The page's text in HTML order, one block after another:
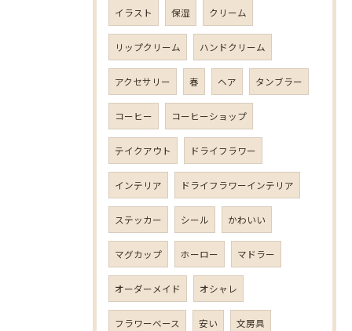
イラスト 保湿 クリーム
リップクリーム ハンドクリーム
アクセサリー 春 ヘア タンブラー
コーヒー コーヒーショップ
テイクアウト ドライフラワー
インテリア ドライフラワーインテリア
ステッカー シール かわいい
マグカップ ホーロー マドラー
オーダーメイド オシャレ
フラワーベース 安い 文房具